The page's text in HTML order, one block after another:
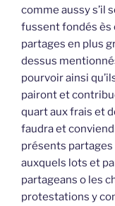
comme aussy s’il
fussent fondés ès
partages en plus
dessus
pourvoir ainsi
pairont et
quart aux frais et
faudra et
présents partages
auxquels lots et
partageans o les
protestations y